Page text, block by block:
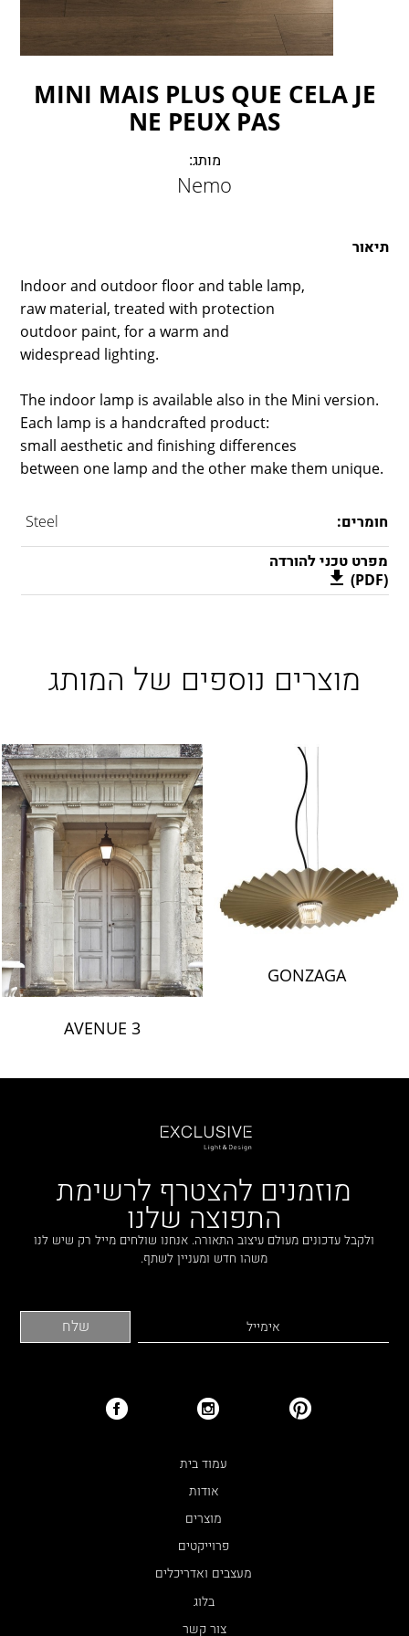
LAMBERT & FILS
ROGER PRADIER
PORSCHE
CATELLANI & SMITH
VIABIZZUNO
TOBIAS GRAU
GROK
MINI MAIS PLUS QUE CELA JE
NE PEUX PAS
מותג:
Nemo
תיאור
Indoor and outdoor floor and table lamp,
raw material, treated with protection
outdoor paint, for a warm and
widespread lighting.
The indoor lamp is available also in the Mini version.
Each lamp is a handcrafted product:
small aesthetic and finishing differences
between one lamp and the other make them unique.
חומרים:
Steel
מפרט טכני להורדה
(PDF)
מוצרים נוספים של המותג
GONZAGA
AVENUE 3
מוזמנים להצטרף לרשימת
התפוצה שלנו
ולקבל עדכונים מעולם עיצוב התאורה. אנחנו שולחים מייל רק שיש לנו
משהו חדש ומעניין לשתף.
עמוד בית
אודות
מוצרים
פרוייקטים
מעצבים ואדריכלים
בלוג
צור קשר